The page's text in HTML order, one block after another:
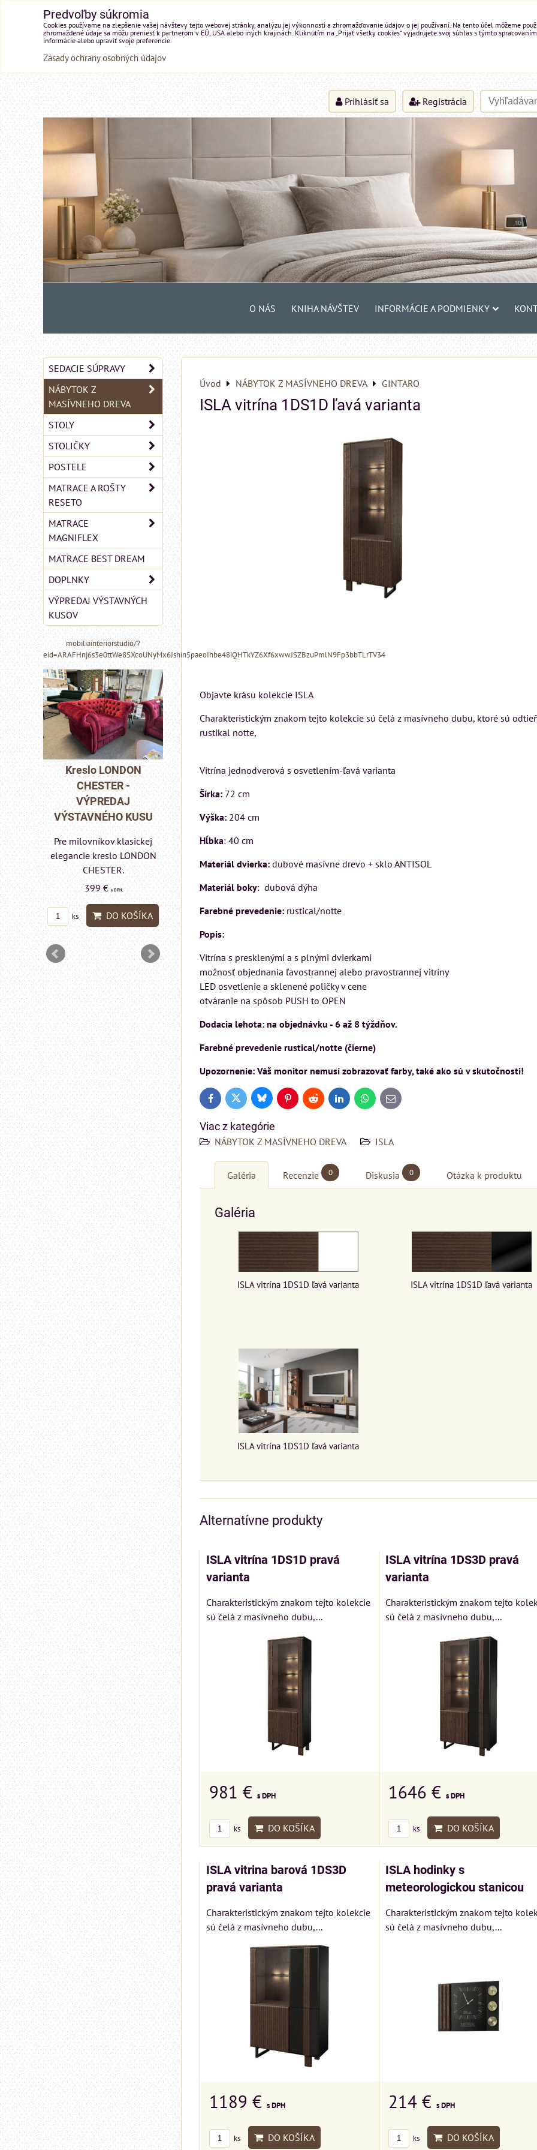
Prihlásiť sa Registrácia
O NÁS KNIHA NÁVŠTEV INFORMÁCIE A PODMIENKY
Úvod NÁBYTOK Z MASÍVNEHO DREVA GINTARO
ISLA vitrína 1DS1D ľavá varianta
Objavte krásu kolekcie ISLA
Charakteristickým znakom tejto kolekcie sú čelá z masívneho dubu, ktoré sú
rustikal notte,
Vitrína jednodverová s osvetlením-ľavá varianta
Šírka: 72 cm
Výška: 204 cm
Hĺbka: 40 cm
Materiál dvierka: dubové masívne drevo + sklo ANTISOL
Materiál boky: dubová dýha
Farebné prevedenie: rustical/notte
Popis:
Vitrína s presklenými a s plnými dvierkami
možnosť objednania ľavostrannej alebo pravostrannej vitríny
LED osvetlenie a sklenené poličky v cene
otváranie na spôsob PUSH to OPEN
Dodacia lehota: na objednávku - 6 až 8 týždňov.
Farebné prevedenie rustical/notte (čierne)
Upozornenie: Váš monitor nemusí zobrazovať farby, také ako sú v skutočnosti!
FacebookTwitter BlueskyPinterestReddit LinkedInWhatsApp
E-
mail
Viac z kategórie
NÁBYTOK Z MASÍVNEHO DREVA ISLA
Galéria Recenzie 0 Diskusia 0 Otázka k produktu
Galéria
ISLA vitrína 1DS1D ľavá varianta ISLA vitrína 1DS1D ľavá varianta
ISLA vitrína 1DS1D ľavá varianta
Alternatívne produkty
ISLA vitrína 1DS1D pravá
varianta
Charakteristickým znakom tejto kolekcie
sú čelá z masívneho dubu,...
981 € s DPH
ks DO KOŠÍKA
ISLA vitrína 1DS3D pravá
varianta
Charakteristickým znakom tejto
sú čelá z masívneho dubu,...
1646 € s DPH
ks DO KOŠÍKA
ISLA vitrina barová 1DS3D
pravá varianta
Charakteristickým znakom tejto kolekcie
sú čelá z masívneho dubu,...
1189 € s DPH
ks DO KOŠÍKA
ISLA hodinky s
meteorologickou stanicou
Charakteristickým znakom tejto
sú čelá z masívneho dubu,...
214 € s DPH
ks DO KOŠÍKA
SEDACIE SÚPRAVY
NÁBYTOK Z
MASÍVNEHO DREVA
STOLY
STOLIČKY
POSTELE
MATRACE A ROŠTY
RESETO
MATRACE
MAGNIFLEX
MATRACE BEST DREAM
DOPLNKY
VÝPREDAJ VÝSTAVNÝCH
KUSOV
mobiliainteriorstudio/?
eid=ARAFHnj6s3e0ttWe8SXcoUNyMx6Jshin5paeoIhbe48iQHTkYZ6Xf6xwwJSZBzuPmlN9Fp3bbTLrTV34
-
KUSU
klasickej
LONDON
s DPH
KOŠÍKA
MIZAR - talianský
matrac 175x200 cm
Matrac MIZAR od
talianskeho systému
Rinaldi Bed System
ponúka...
699 € s DPH
ks DO KOŠÍKA
Pohovka LONDON
VÝPREDAJ
VÝSTAVNÉHO KUSU
Pre milovníkov klasickej
pohovka LONDON
CHESTER.
ks
Kreslo LONDON
CHESTER.
ks
Predvoľby súkromia
Cookies používame na zlepšenie vašej návštevy tejto webovej stránky, analýzu jej výkonnosti a zhromažďovanie údajov o jej používaní. Na tento účel môžeme
zhromaždené údaje sa môžu preniesť k partnerom v EÚ, USA alebo iných krajinách. Kliknutím na „Prijať všetky cookies“ vyjadrujete svoj súhlas s týmto
informácie alebo upraviť svoje preferencie.
Zásady ochrany osobných údajov